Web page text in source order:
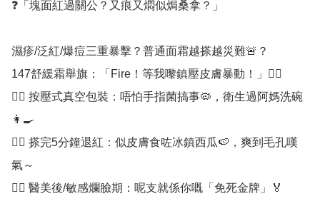
❓「塊面紅過關公？又痕又燜似焗桑拿？」
濕疹/泛紅/爆痘三重暴擊？普通面霜越搽越災難🚨？
147舒緩霜舉旗：「Fire！等我嚟鎮壓皮膚暴動！」👉🏻
👉🏻 按壓式真空包裝：唔怕手指菌搞事🦠，衛生過阿媽洗碗
👩🍳
👉🏻 搽完5分鐘退紅：似皮膚食咗冰鎮西瓜🍉，爽到毛孔嘆
氣～
👉🏻 醫美後/敏感爛臉期：呢支就係你嘅「免死金牌」🏅